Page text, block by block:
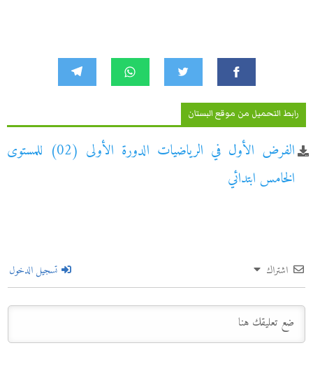
رابط التحميل من موقع البستان
الفرض الأول في الرياضيات الدورة الأولى (02) للمستوى
الخامس ابتدائي
اشتراك تسجيل الدخول